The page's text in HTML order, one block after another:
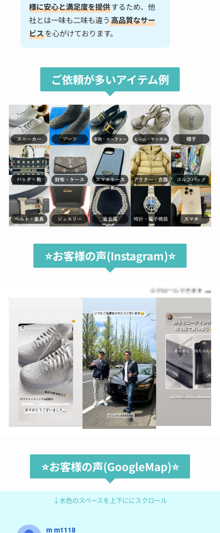
様に安心と満足度を提供するため、他
社とは一味も二味も違う高品質なサー
ビスを心がけております。
ご依頼が多いアイテム例
⭐️お客様の声(Instagram)⭐️
スクロールできます
⭐️お客様の声(GoogleMap)⭐️
↓水色のスペースを上下ににスクロール
m m1118